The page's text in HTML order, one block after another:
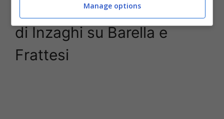
Formazioni Inter: le scelte
di Inzaghi su Barella e
Frattesi
Manage options